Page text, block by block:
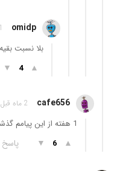
omidp 1 ماه قبل
بلا نسبت
▲
4
▼
cafe656 2 ماه قبل
1 هفته از این پیامم گذشته حس میکنم ماه ها از اون دوران گذشته
▲
6
▼ پاسخ